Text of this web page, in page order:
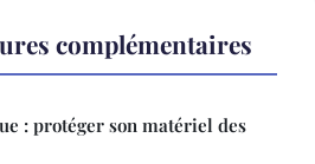
complémentaires
: protéger son matériel des